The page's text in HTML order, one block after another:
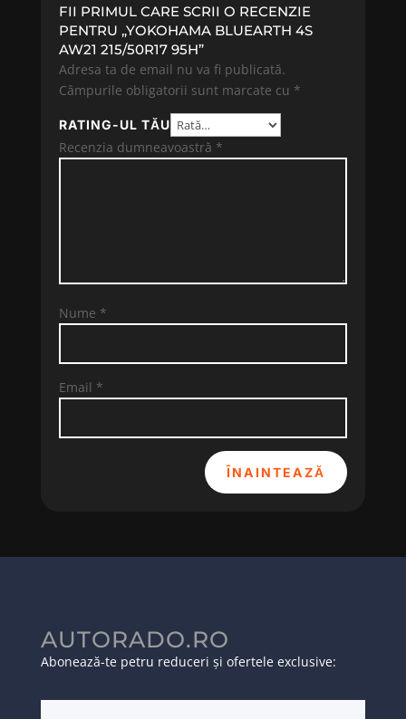
FII PRIMUL CARE SCRII O RECENZIE
PENTRU „YOKOHAMA BLUEARTH 4S
AW21 215/50R17 95H”
Adresa ta de email nu va fi publicată.
Câmpurile obligatorii sunt marcate cu *
RATING-UL TĂU
Recenzia dumneavoastră *
Nume *
Email *
ÎNAINTEAZĂ
AUTORADO.RO
Abonează-te petru reduceri și ofertele exclusive: